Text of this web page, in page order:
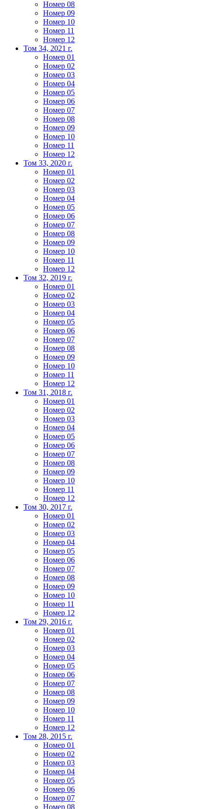
Номер 08
Номер 09
Номер 10
Номер 11
Номер 12
Том 34, 2021 г.
Номер 01
Номер 02
Номер 03
Номер 04
Номер 05
Номер 06
Номер 07
Номер 08
Номер 09
Номер 10
Номер 11
Номер 12
Том 33, 2020 г.
Номер 01
Номер 02
Номер 03
Номер 04
Номер 05
Номер 06
Номер 07
Номер 08
Номер 09
Номер 10
Номер 11
Номер 12
Том 32, 2019 г.
Номер 01
Номер 02
Номер 03
Номер 04
Номер 05
Номер 06
Номер 07
Номер 08
Номер 09
Номер 10
Номер 11
Номер 12
Том 31, 2018 г.
Номер 01
Номер 02
Номер 03
Номер 04
Номер 05
Номер 06
Номер 07
Номер 08
Номер 09
Номер 10
Номер 11
Номер 12
Том 30, 2017 г.
Номер 01
Номер 02
Номер 03
Номер 04
Номер 05
Номер 06
Номер 07
Номер 08
Номер 09
Номер 10
Номер 11
Номер 12
Том 29, 2016 г.
Номер 01
Номер 02
Номер 03
Номер 04
Номер 05
Номер 06
Номер 07
Номер 08
Номер 09
Номер 10
Номер 11
Номер 12
Том 28, 2015 г.
Номер 01
Номер 02
Номер 03
Номер 04
Номер 05
Номер 06
Номер 07
Номер 08